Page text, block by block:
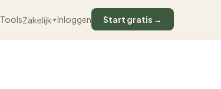
ToolsZakelijk ▼Inloggen Start gratis →